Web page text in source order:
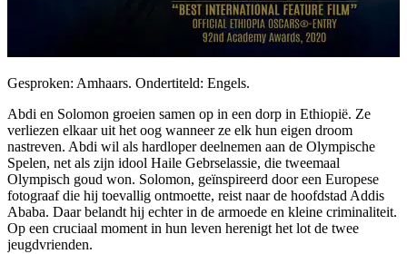
Gesproken: Amhaars. Ondertiteld: Engels.
Abdi en Solomon groeien samen op in een dorp in Ethiopië. Ze
verliezen elkaar uit het oog wanneer ze elk hun eigen droom
nastreven. Abdi wil als hardloper deelnemen aan de Olympische
Spelen, net als zijn idool Haile Gebrselassie, die tweemaal
Olympisch goud won. Solomon, geïnspireerd door een Europese
fotograaf die hij toevallig ontmoette, reist naar de hoofdstad Addis
Ababa. Daar belandt hij echter in de armoede en kleine criminaliteit.
Op een cruciaal moment in hun leven herenigt het lot de twee
jeugdvrienden.